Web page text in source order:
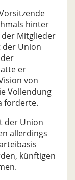
hinter
Mitglieder
der Union
er
von
Vollendung
forderte.
der Union
allerdings
künftigen